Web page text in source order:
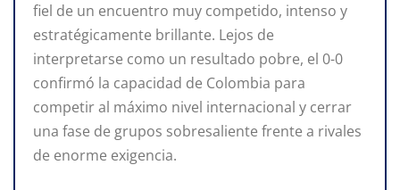
fiel de un encuentro muy competido, intenso y
estratégicamente brillante. Lejos de
interpretarse como un resultado pobre, el 0-0
confirmó la capacidad de Colombia para
competir al máximo nivel internacional y cerrar
una fase de grupos sobresaliente frente a rivales
de enorme exigencia.